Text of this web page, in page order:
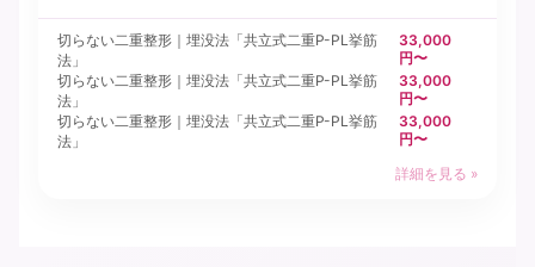
切らない二重整形｜埋没法「共立式二重P-PL挙筋
法」
33,000
円〜
切らない二重整形｜埋没法「共立式二重P-PL挙筋
法」
33,000
円〜
切らない二重整形｜埋没法「共立式二重P-PL挙筋
法」
33,000
円〜
詳細を見る »